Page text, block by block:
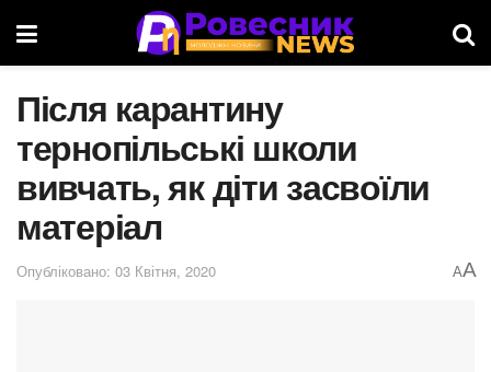
Після карантину
тернопільські школи
вивчать, як діти засвоїли
матеріал
Опубліковано: 03 Квітня, 2020 AA